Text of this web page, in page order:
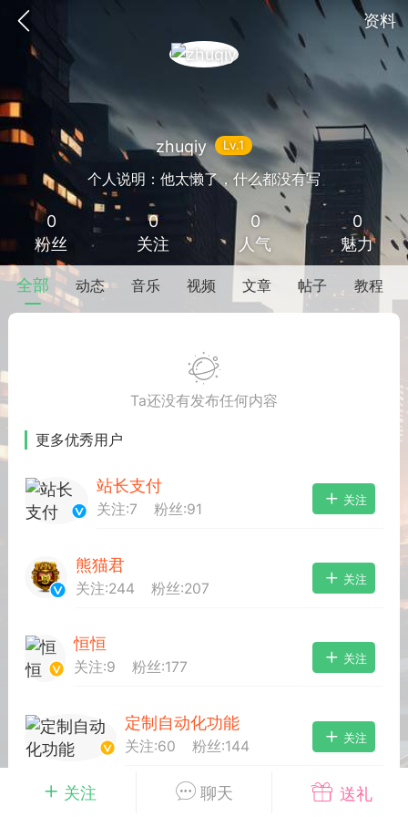
资料
基于wordpress开发 你所看
排行
展示位
展示位
关注 聊天 送礼
zhuqiy Lv.1
个人说明：他太懒了，什么都没有写
0
粉丝
0
关注
0
人气
0
魅力
全部 动态 音乐 视频 文章 帖子 教程
Ta还没有发布任何内容
更多优秀用户
站长支付
关注:7 粉丝:91
关注
熊猫君
关注:244 粉丝:207
关注
恒恒
关注:9 粉丝:177
关注
定制自动化功能
关注:60 粉丝:144
关注
sailing